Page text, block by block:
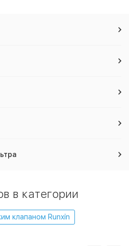
в категории
клапаном Runxin